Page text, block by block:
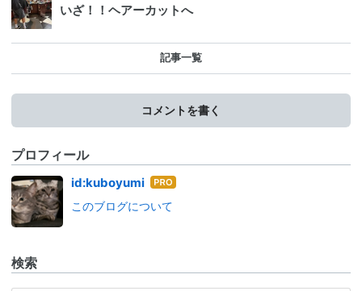
いざ！！ヘアーカットへ
記事一覧
コメントを書く
プロフィール
id:kuboyumi はて
ログ
このブログについて
検索